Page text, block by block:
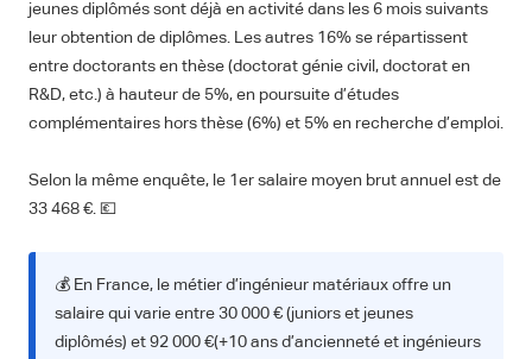
jeunes diplômés sont déjà en activité dans les 6 mois suivants
leur obtention de diplômes. Les autres 16% se répartissent
entre doctorants en thèse (doctorat génie civil, doctorat en
R&D, etc.) à hauteur de 5%, en poursuite d’études
complémentaires hors thèse (6%) et 5% en recherche d’emploi.
Selon la même enquête, le 1er salaire moyen brut annuel est de
33 468 €. 💶
💰 En France, le métier d’ingénieur matériaux offre un
salaire qui varie entre 30 000 € (juniors et jeunes
diplômés) et 92 000 €(+10 ans d’ancienneté et ingénieurs